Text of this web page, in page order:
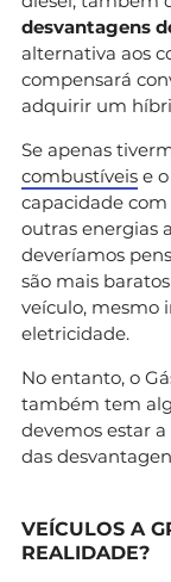
desvantagens
alternativa aos
compensará
adquirir um
Se apenas
combustíveis e
capacidade
outras energias
deveríamos
são mais
veículo, mesmo
eletricidade.
No entanto, o
também tem
devemos estar
das
VEÍCULOS A
REALIDADE?